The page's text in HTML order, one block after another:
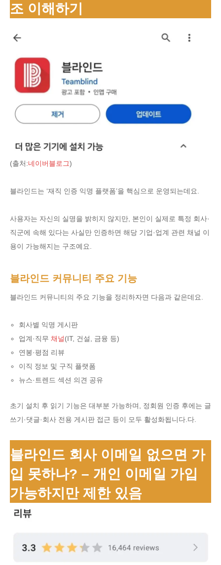
조 이해하기
(출처:네이버블로그)
블라인드는 ‘재직 인증 익명 플랫폼’을 핵심으로 운영되는데요.
사용자는 자신의 실명을 밝히지 않지만, 본인이 실제로 특정 회사·
직군에 속해 있다는 사실만 인증하면 해당 기업·업계 관련 채널 이
용이 가능해지는 구조예요.
블라인드 커뮤니티 주요 기능
블라인드 커뮤니티의 주요 기능을 정리하자면 다음과 같은데요.
회사별 익명 게시판
업계·직무 채널(IT, 건설, 금융 등)
연봉·평점 리뷰
이직 정보 및 구직 플랫폼
뉴스·트렌드 섹션 의견 공유
초기 설치 후 읽기 기능은 대부분 가능하며, 정회원 인증 후에는 글
쓰기·댓글·회사 전용 게시판 접근 등이 모두 활성화됩니다.다.
블라인드 회사 이메일 없으면 가
입 못하나? – 개인 이메일 가입
가능하지만 제한 있음